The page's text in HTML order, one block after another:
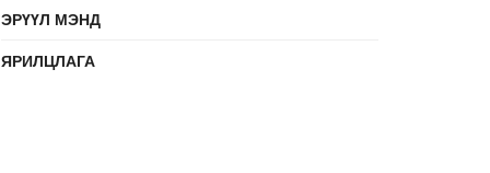
ЭРҮҮЛ МЭНД
ЯРИЛЦЛАГА